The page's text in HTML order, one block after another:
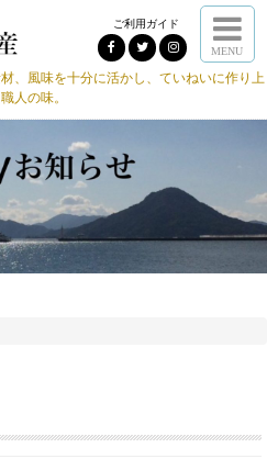
ご利用ガイド
MENU
、風味を十分に活かし、ていねいに作り上
人の味。